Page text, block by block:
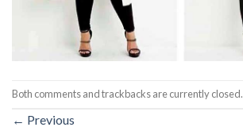
Both comments and trackbacks are currently closed.
← Previous